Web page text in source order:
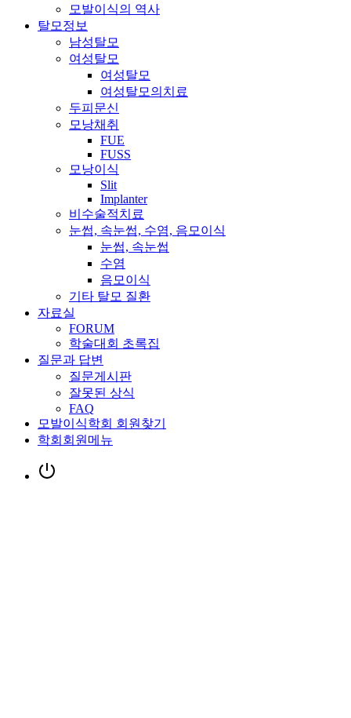
모발이식의 역사
탈모정보
남성탈모
여성탈모
여성탈모
여성탈모의치료
두피문신
모낭채취
FUE
FUSS
모낭이식
Slit
Implanter
비수술적치료
눈썹, 속눈썹, 수염, 음모이식
눈썹, 속눈썹
수염
음모이식
기타 탈모 질환
자료실
FORUM
학술대회 초록집
질문과 답변
질문게시판
잘못된 상식
FAQ
모발이식학회 회원찾기
학회회원메뉴